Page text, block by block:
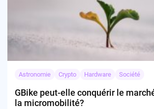
Astronomie Crypto Hardware Société
GBike peut-elle conquérir le
la micromobilité?